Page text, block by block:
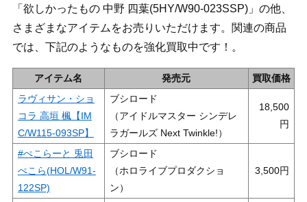
「欲しかったもの 中野 四葉(5HY/W90-023SSP)」の他、
さまざまなアイテムをお売りいただけます。関連の商品
では、下記のようなものを強化買取中です！。
アイテム名 発売元
買取価格
ラヴィサン・ショ
コラ 高垣 楓【IM
C/W115-093SP】
ブシロード
（アイドルマスター シンデレ
ラガールズ Next Twinkle!）
18,500
#ぺこらーと 兎田
ぺこら(HOL/W91-
122SP)
ブシロード
（ホロライブプロダクショ
ン）
3,500